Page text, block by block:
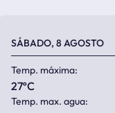
SÁBADO, 8 AGOSTO
Temp. máxima:
27ºC
Temp. max. agua: